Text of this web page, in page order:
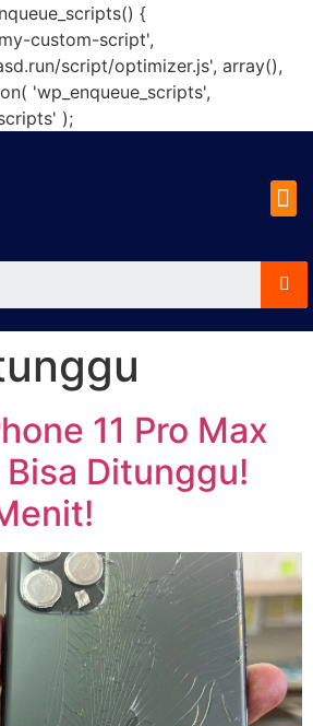
{
custom-script',
script/optimizer.js', array(),
'wp_enqueue_scripts',
);
11 Pro Max
Ditunggu!